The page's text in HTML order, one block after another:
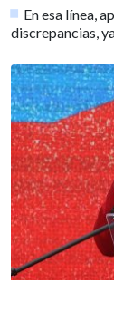
En esa línea,
discrepancias,